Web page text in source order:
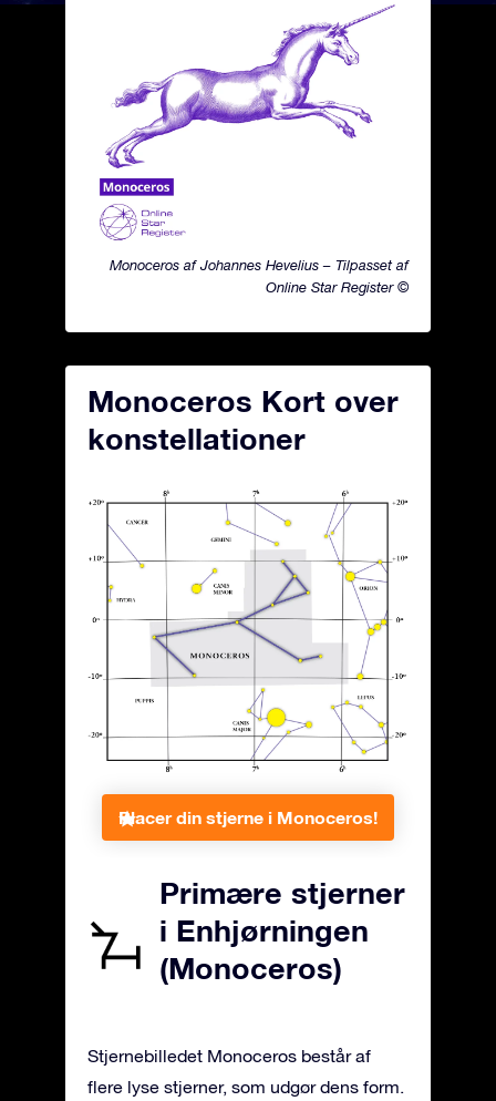
Monoceros af Johannes Hevelius – Tilpasset af
Online Star Register ©
Monoceros Kort over
konstellationer
Placer din stjerne i Monoceros!
Primære stjerner
i Enhjørningen
(Monoceros)
Stjernebilledet Monoceros består af
flere lyse stjerner, som udgør dens form.